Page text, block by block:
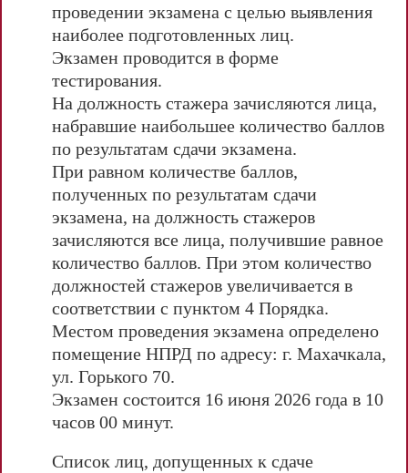
проведении экзамена с целью выявления
наиболее подготовленных лиц.
Экзамен проводится в форме
тестирования.
На должность стажера зачисляются лица,
набравшие наибольшее количество баллов
по результатам сдачи экзамена.
При равном количестве баллов,
полученных по результатам сдачи
экзамена, на должность стажеров
зачисляются все лица, получившие равное
количество баллов. При этом количество
должностей стажеров увеличивается в
соответствии с пунктом 4 Порядка.
Местом проведения экзамена определено
помещение НПРД по адресу: г. Махачкала,
ул. Горького 70.
Экзамен состоится 16 июня 2026 года в 10
часов 00 минут.
Список лиц, допущенных к сдаче